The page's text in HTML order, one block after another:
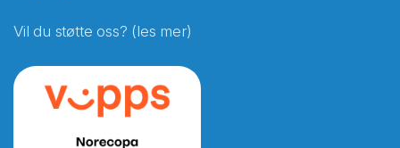
Vil du støtte oss? (les mer)